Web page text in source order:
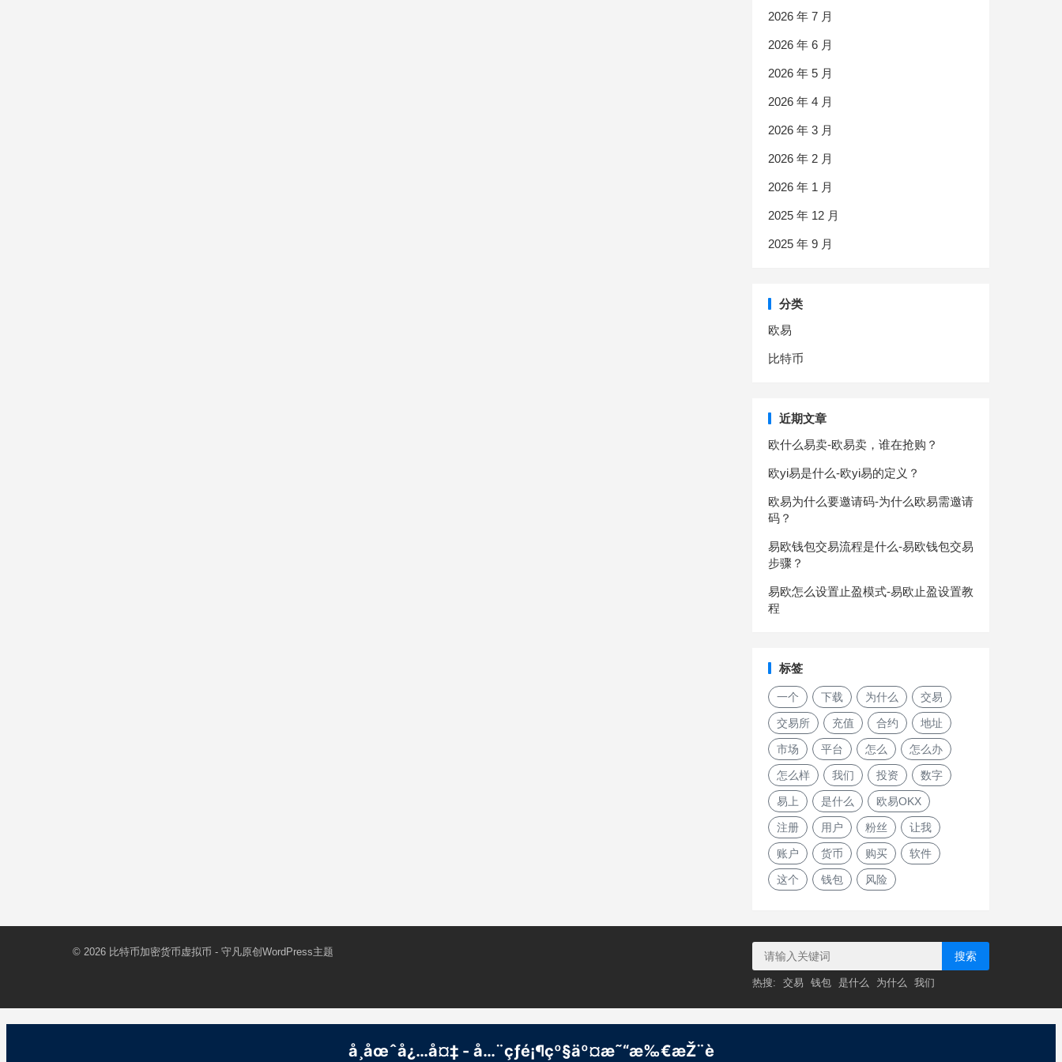
2026 年 7 月
2026 年 6 月
2026 年 5 月
2026 年 4 月
2026 年 3 月
2026 年 2 月
2026 年 1 月
2025 年 12 月
2025 年 9 月
分类
欧易
比特币
近期文章
欧什么易卖-欧易卖，谁在抢购？
欧yi易是什么-欧yi易的定义？
欧易为什么要邀请码-为什么欧易需邀请
码？
易欧钱包交易流程是什么-易欧钱包交易
步骤？
易欧怎么设置止盈模式-易欧止盈设置教
程
标签
一个 下载 为什么 交易
交易所 充值 合约 地址
市场 平台 怎么 怎么办
怎么样 我们 投资 数字
易上 是什么 欧易OKX
注册 用户 粉丝 让我
账户 货币 购买 软件
这个 钱包 风险
© 2026 比特币加密货币虚拟币 - 守凡原创 WordPress主题 搜索
热搜: 交易 钱包 是什么 为什么 我们